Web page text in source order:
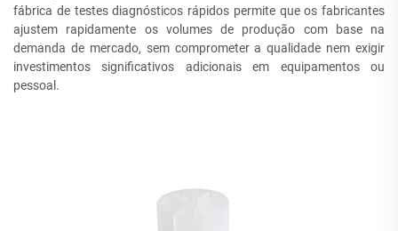
fábrica de testes diagnósticos rápidos permite que os fabricantes
ajustem rapidamente os volumes de produção com base na
demanda de mercado, sem comprometer a qualidade nem exigir
investimentos significativos adicionais em equipamentos ou
pessoal.